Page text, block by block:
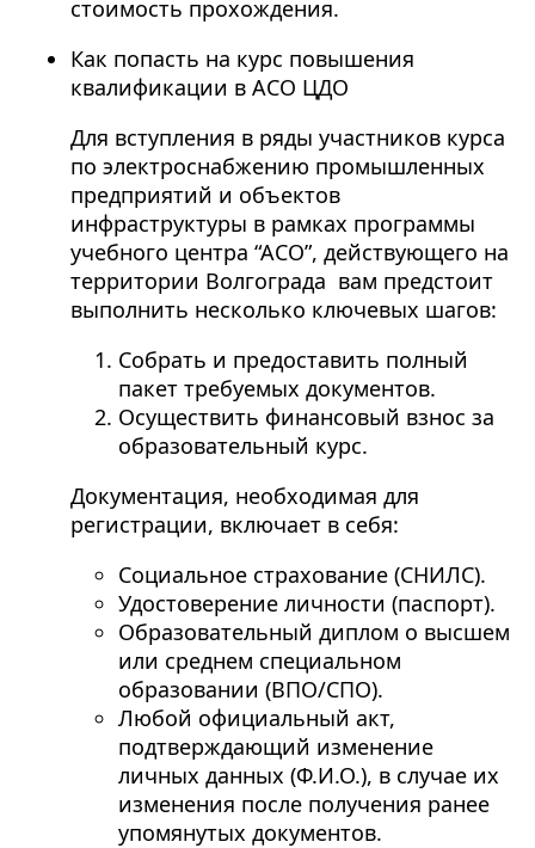
стоимость прохождения.
Как попасть на курс повышения
квалификации в АСО ЦДО
Для вступления в ряды участников курса
по электроснабжению промышленных
предприятий и объектов
инфраструктуры в рамках программы
учебного центра “АСО”, действующего на
территории Волгограда вам предстоит
выполнить несколько ключевых шагов:
Собрать и предоставить полный
пакет требуемых документов.
Осуществить финансовый взнос за
образовательный курс.
Документация, необходимая для
регистрации, включает в себя:
Социальное страхование (СНИЛС).
Удостоверение личности (паспорт).
Образовательный диплом о высшем
или среднем специальном
образовании (ВПО/СПО).
Любой официальный акт,
подтверждающий изменение
личных данных (Ф.И.О.), в случае их
изменения после получения ранее
упомянутых документов.